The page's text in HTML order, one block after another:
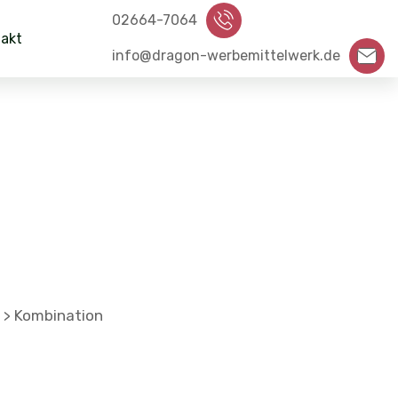
02664-7064
info@dragon-werbemittelwerk.de
> Kombination